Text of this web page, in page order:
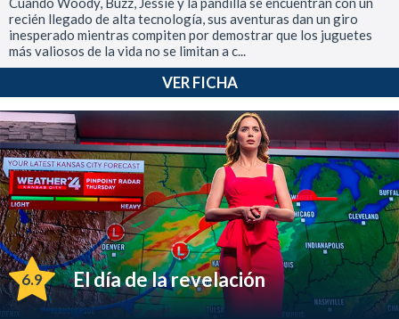
recién llegado de alta tecnología, sus aventuras dan un giro
inesperado mientras compiten por demostrar que los juguetes
más valiosos de la vida no se limitan a c...
VER FICHA
6.9 El día de la revelación